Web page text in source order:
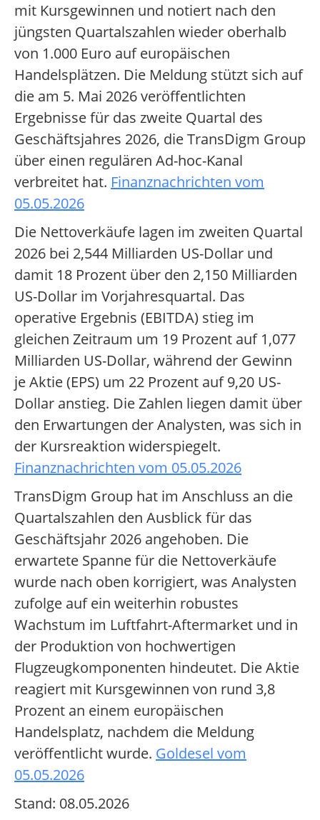
mit Kursgewinnen und notiert nach den
jüngsten Quartalszahlen wieder oberhalb
von 1.000 Euro auf europäischen
Handelsplätzen. Die Meldung stützt sich auf
die am 5. Mai 2026 veröffentlichten
Ergebnisse für das zweite Quartal des
Geschäftsjahres 2026, die TransDigm Group
über einen regulären Ad-hoc-Kanal
verbreitet hat. Finanznachrichten vom
05.05.2026
Die Nettoverkäufe lagen im zweiten Quartal
2026 bei 2,544 Milliarden US-Dollar und
damit 18 Prozent über den 2,150 Milliarden
US-Dollar im Vorjahresquartal. Das
operative Ergebnis (EBITDA) stieg im
gleichen Zeitraum um 19 Prozent auf 1,077
Milliarden US-Dollar, während der Gewinn
je Aktie (EPS) um 22 Prozent auf 9,20 US-
Dollar anstieg. Die Zahlen liegen damit über
den Erwartungen der Analysten, was sich in
der Kursreaktion widerspiegelt.
Finanznachrichten vom 05.05.2026
TransDigm Group hat im Anschluss an die
Quartalszahlen den Ausblick für das
Geschäftsjahr 2026 angehoben. Die
erwartete Spanne für die Nettoverkäufe
wurde nach oben korrigiert, was Analysten
zufolge auf ein weiterhin robustes
Wachstum im Luftfahrt-Aftermarket und in
der Produktion von hochwertigen
Flugzeugkomponenten hindeutet. Die Aktie
reagiert mit Kursgewinnen von rund 3,8
Prozent an einem europäischen
Handelsplatz, nachdem die Meldung
veröffentlicht wurde. Goldesel vom
05.05.2026
Stand: 08.05.2026